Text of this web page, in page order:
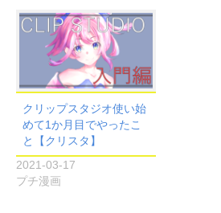
クリップスタジオ使い始
めて1か月目でやったこ
と【クリスタ】
2021-03-17
プチ漫画